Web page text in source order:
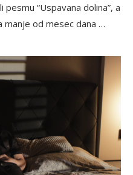
“Uspavana dolina”, a
od mesec dana …